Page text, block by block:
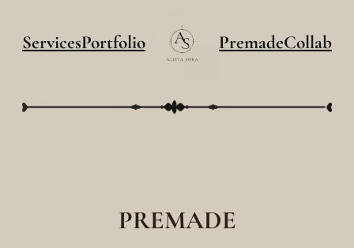
ServicesPortfolio PremadeCollab
PREMADE